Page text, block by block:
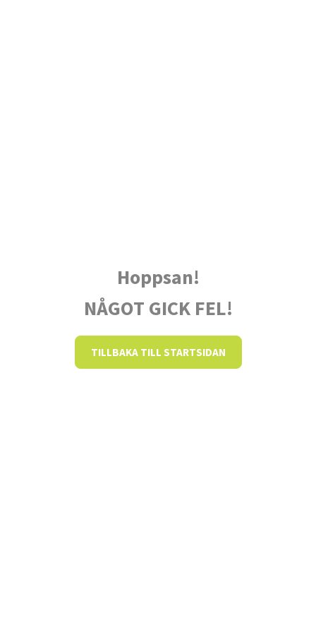
Hoppsan!
NÅGOT GICK FEL!
TILLBAKA TILL STARTSIDAN